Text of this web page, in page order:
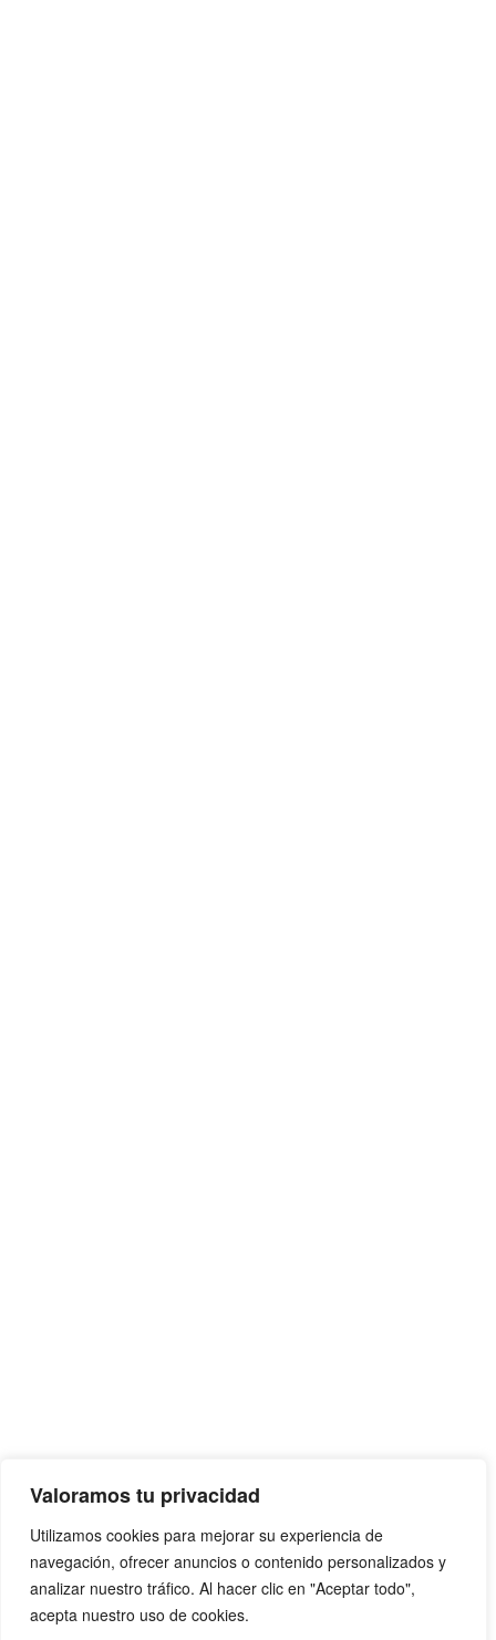
Valoramos tu privacidad
Utilizamos cookies para mejorar su experiencia de
navegación, ofrecer anuncios o contenido personalizados y
analizar nuestro tráfico. Al hacer clic en "Aceptar todo",
acepta nuestro uso de cookies.